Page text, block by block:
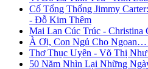
Cố Tổng Thống Jimmy
- Đỗ Kim Thêm
Mai Lan Cúc Trúc - Christina
À Ơi, Con Ngủ Cho Ngoan…
Thơ Thục Uyên - Võ Thị
50 Năm Nhìn Lại Những